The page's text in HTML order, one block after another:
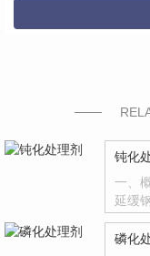
钝化
一、
延缓
磷化